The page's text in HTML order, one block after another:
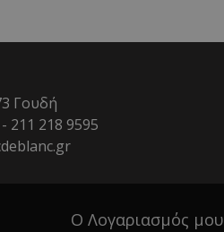
Γουδή
211 218 9595
Ο Λογαριασμός μου